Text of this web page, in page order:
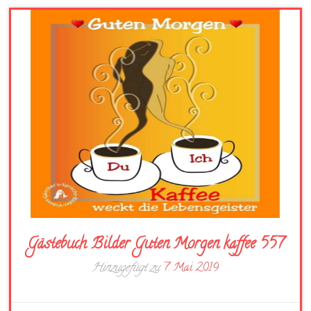
Gästebuch Bilder Guten Morgen kaffee 557
Hinzugefügt zu7. Mai 2019